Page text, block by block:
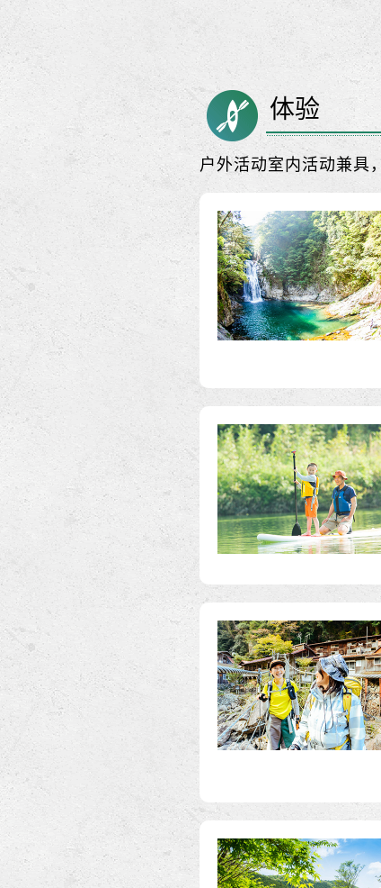
体验
户外活动室内活动兼具